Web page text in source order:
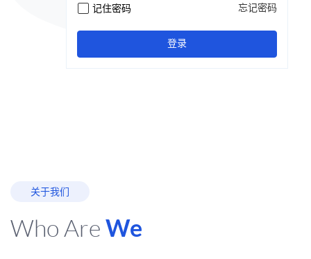
记住密码 忘记密码
登录
关于我们
Who AreWe